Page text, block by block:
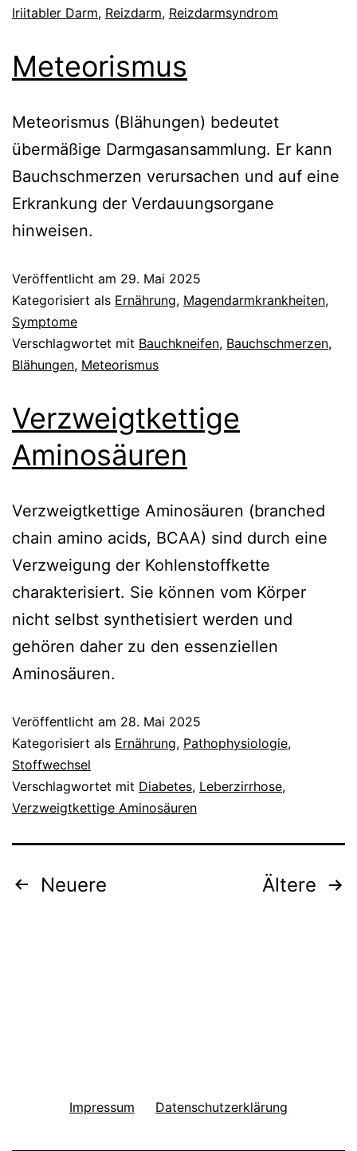
Iriitabler Darm, Reizdarm, Reizdarmsyndrom
Meteorismus
Meteorismus (Blähungen) bedeutet
übermäßige Darmgasansammlung. Er kann
Bauchschmerzen verursachen und auf eine
Erkrankung der Verdauungsorgane
hinweisen.
Veröffentlicht am 29. Mai 2025
Kategorisiert als Ernährung, Magendarmkrankheiten,
Symptome
Verschlagwortet mit Bauchkneifen, Bauchschmerzen,
Blähungen, Meteorismus
Verzweigtkettige
Aminosäuren
Verzweigtkettige Aminosäuren (branched
chain amino acids, BCAA) sind durch eine
Verzweigung der Kohlenstoffkette
charakterisiert. Sie können vom Körper
nicht selbst synthetisiert werden und
gehören daher zu den essenziellen
Aminosäuren.
Veröffentlicht am 28. Mai 2025
Kategorisiert als Ernährung, Pathophysiologie,
Stoffwechsel
Verschlagwortet mit Diabetes, Leberzirrhose,
Verzweigtkettige Aminosäuren
Seitennummerierung
Neuere Ältere
Impressum Datenschutzerklärung